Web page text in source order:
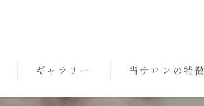
ギャラリー 当サロンの特徴